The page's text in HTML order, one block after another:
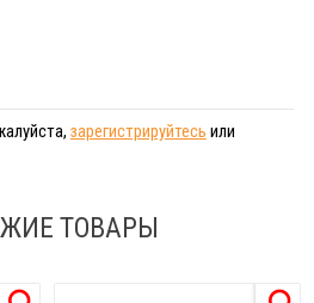
зарегистрируйтесь или
ТОВАРЫ